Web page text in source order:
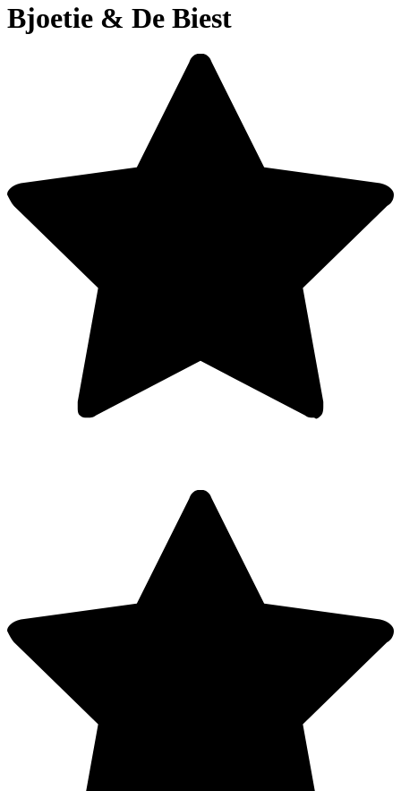
Bjoetie & De Biest